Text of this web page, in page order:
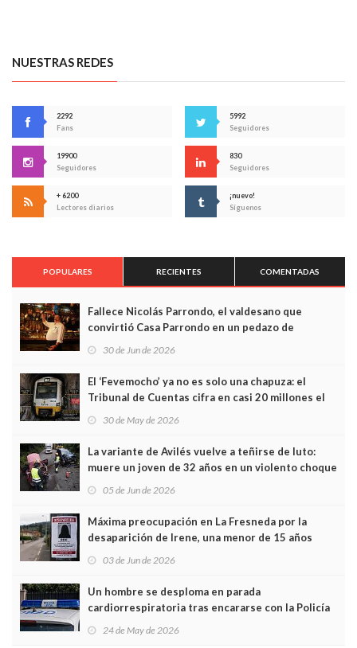
NUESTRAS REDES
2292
Fans
5992
Seguidores
19900
Seguidores
830
Seguidores
+ 6200
Lectores diarios
¡nuevo!
Síguenos
POPULARES RECIENTES COMENTADAS
Fallece Nicolás Parrondo, el valdesano que
convirtió Casa Parrondo en un pedazo de
Asturias en Madrid
30 de Jun de 2026
El ‘Fevemocho’ ya no es solo una chapuza: el
Tribunal de Cuentas cifra en casi 20 millones el
sobrecoste de los trenes que no cabían por los
30 de May de 2026
La variante de Avilés vuelve a teñirse de luto:
muere un joven de 32 años en un violento choque
frontal
05 de Jun de 2026
Máxima preocupación en La Fresneda por la
desaparición de Irene, una menor de 15 años
03 de Jun de 2026
Un hombre se desploma en parada
cardiorrespiratoria tras encararse con la Policía
Local en Luanco
24 de May de 2026